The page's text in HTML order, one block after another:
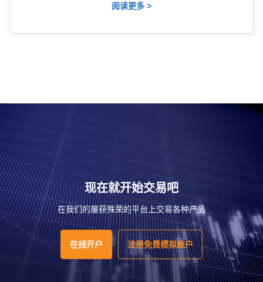
阅读更多 >
现在就开始交易吧
在我们的屡获殊荣的平台上交易各种产品
在线开户 注册免费模拟账户